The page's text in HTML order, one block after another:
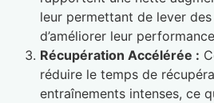
leur permettant de lever
d’améliorer leur
Récupération Accélérée :
réduire le temps de
entraînements intenses, ce